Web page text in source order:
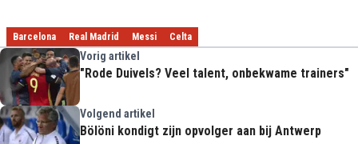
Barcelona Real Madrid Messi Celta
Vorig artikel
"Rode Duivels? Veel talent, onbekwame trainers"
Volgend artikel
Bölöni kondigt zijn opvolger aan bij Antwerp